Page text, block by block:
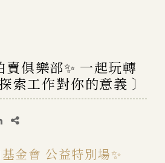
賣俱樂部✨ 一起玩轉
索工作對你的意義 〕
金會 公益特別場✨